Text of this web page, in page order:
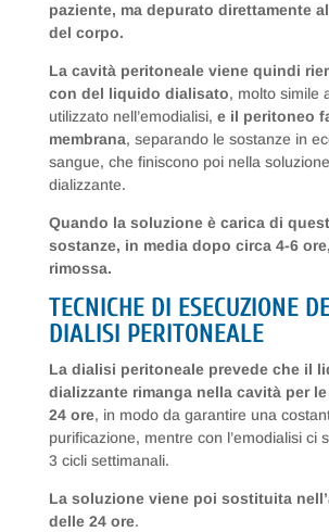
paziente, ma depurato direttamente
del corpo.
La cavità peritoneale viene quindi
con del liquido dialisato, molto simile
utilizzato nell’emodialisi, e il peritoneo
membrana, separando le sostanze in
sangue, che finiscono poi nella soluzione
dializzante.
Quando la soluzione è carica di
sostanze, in media dopo circa 4-6
rimossa.
TECNICHE DI ESECUZIONE
DIALISI PERITONEALE
La dialisi peritoneale prevede che il
dializzante rimanga nella cavità per
24 ore, in modo da garantire una
purificazione, mentre con l’emodialisi ci
3 cicli settimanali.
La soluzione viene poi sostituita
delle 24 ore.